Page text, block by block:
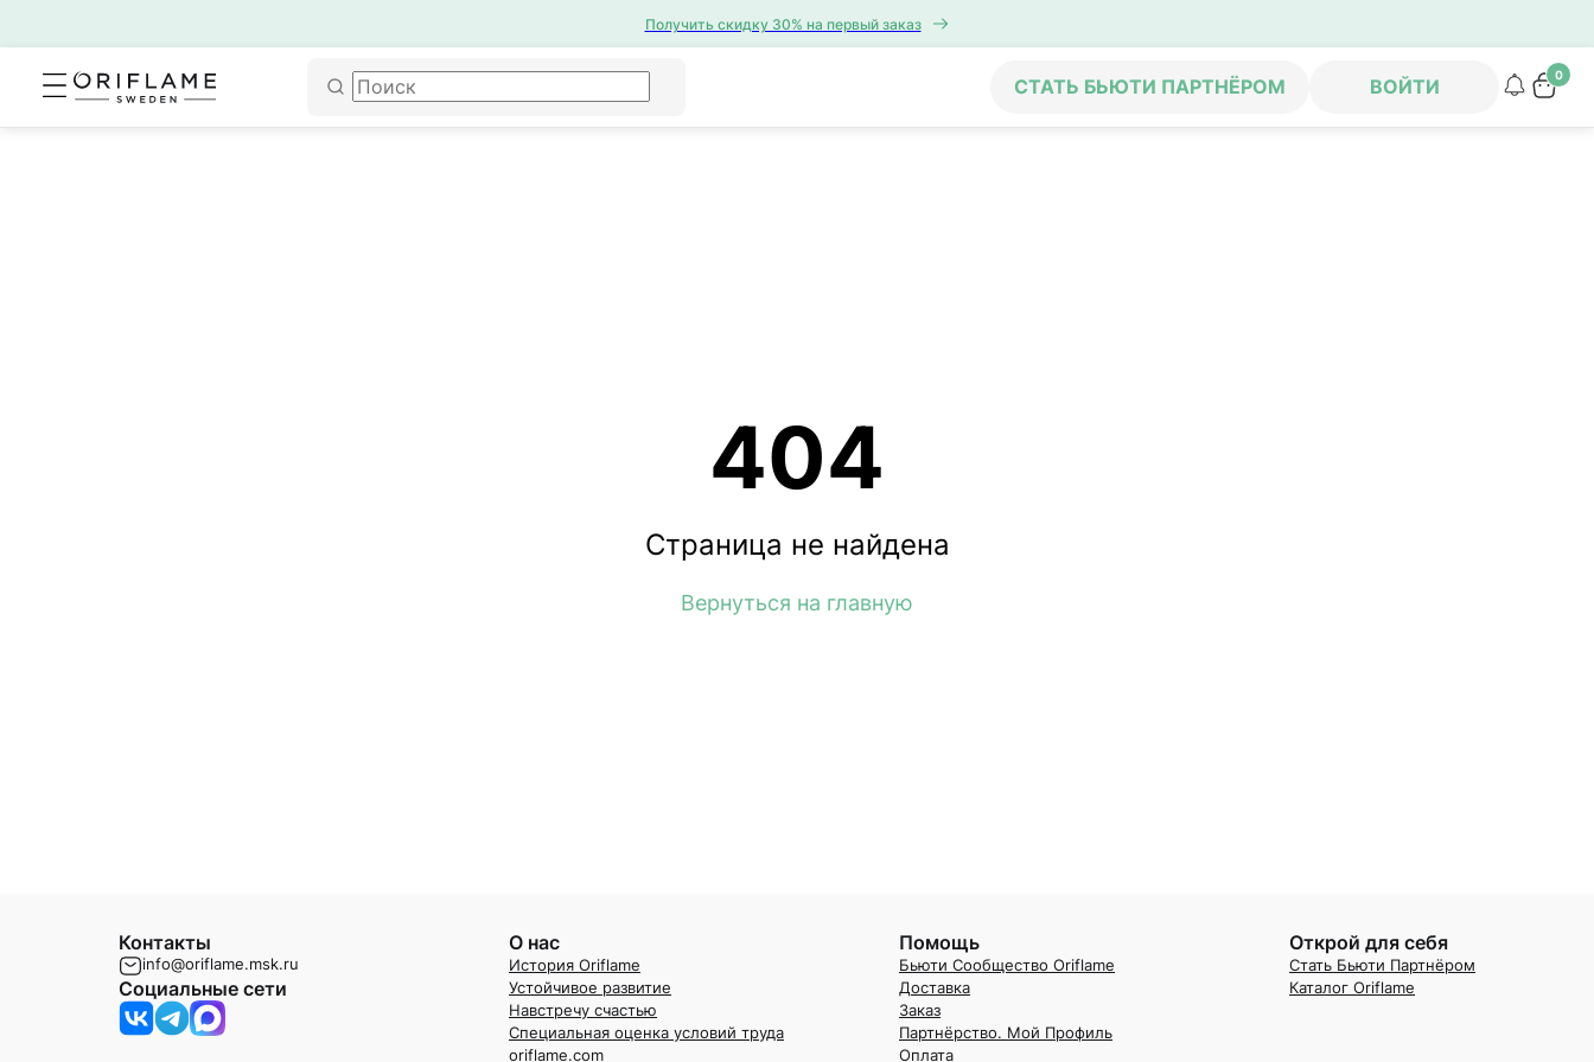
Получить скидку 30% на первый заказ
СТАТЬ БЬЮТИ ПАРТНЁРОМ ВОЙТИ 0
404
Страница не найдена
Вернуться на главную
Контакты
info@oriflame.msk.ru
Социальные сети
О нас
История Oriflame
Устойчивое развитие
Навстречу счастью
Специальная оценка условий труда
oriflame.com
Помощь
Бьюти Сообщество Oriflame
Доставка
Заказ
Партнёрство. Мой Профиль
Оплата
Открой для себя
Стать Бьюти Партнёром
Каталог Oriflame